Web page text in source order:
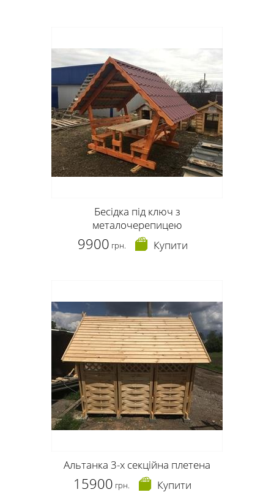
Бесідка під ключ з
металочерепицею
9900 грн. Купити
Альтанка 3-х секційна плетена
15900 грн. Купити